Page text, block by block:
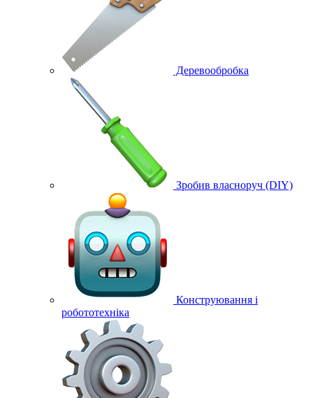
Деревообробка
Зробив власноруч (DIY)
Конструювання і
робототехніка